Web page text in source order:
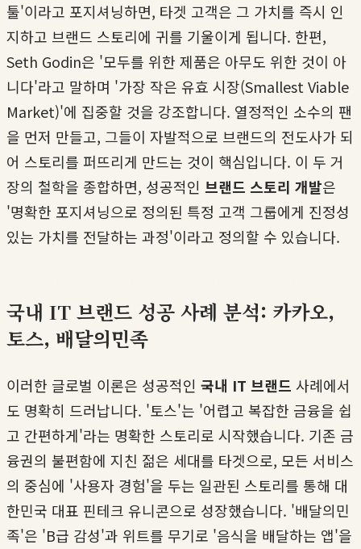
툴'이라고 포지셔닝하면, 타겟 고객은 그 가치를 즉시 인
지하고 브랜드 스토리에 귀를 기울이게 됩니다. 한편,
Seth Godin은 '모두를 위한 제품은 아무도 위한 것이 아
니다'라고 말하며 '가장 작은 유효 시장(Smallest Viable
Market)'에 집중할 것을 강조합니다. 열정적인 소수의 팬
을 먼저 만들고, 그들이 자발적으로 브랜드의 전도사가 되
어 스토리를 퍼뜨리게 만드는 것이 핵심입니다. 이 두 거
장의 철학을 종합하면, 성공적인 브랜드 스토리 개발은
'명확한 포지셔닝으로 정의된 특정 고객 그룹에게 진정성
있는 가치를 전달하는 과정'이라고 정의할 수 있습니다.
국내 IT 브랜드 성공 사례 분석: 카카오,
토스, 배달의민족
이러한 글로벌 이론은 성공적인 국내 IT 브랜드 사례에서
도 명확히 드러납니다. '토스'는 '어렵고 복잡한 금융을 쉽
고 간편하게'라는 명확한 스토리로 시작했습니다. 기존 금
융권의 불편함에 지친 젊은 세대를 타겟으로, 모든 서비스
의 중심에 '사용자 경험'을 두는 일관된 스토리를 통해 대
한민국 대표 핀테크 유니콘으로 성장했습니다. '배달의민
족'은 'B급 감성'과 위트를 무기로 '음식을 배달하는 앱'을